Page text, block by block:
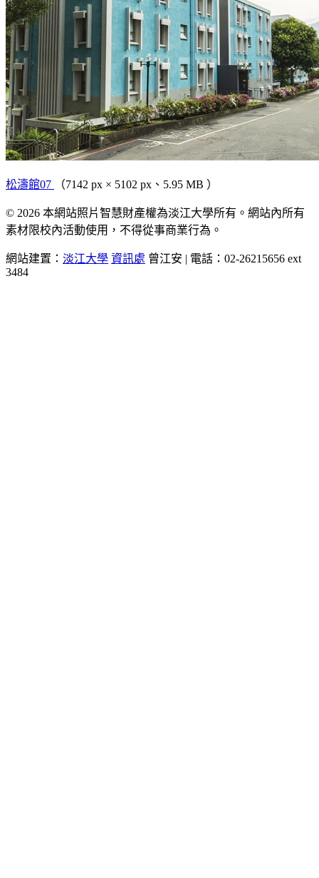
松濤館07 （7142 px × 5102 px、5.95 MB ）
© 2026 本網站照片智慧財產權為淡江大學所有。網站內所有
素材限校內活動使用，不得從事商業行為。
網站建置： 淡江大學 資訊處 曾江安 | 電話：02-26215656 ext
3484